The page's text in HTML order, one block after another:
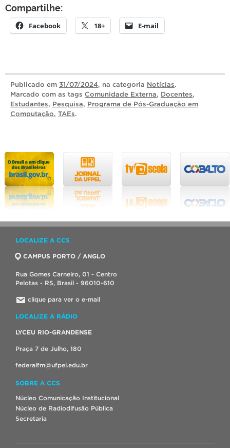
Compartilhe:
Facebook 18+ E-mail
Publicado em 31/07/2024, na categoria Notícias.
Marcado com as tags Comunidade Externa, Docentes,
Estudantes, Pesquisa, Programa de Pós-Graduação em
Computação, TAEs.
LOCALIZE A CCS
CAMPUS PORTO / ANGLO
Rua Gomes Carneiro, 01 - Centro
Pelotas - RS, Brasil - 96010-610
clique para ver o e-mail
LOCALIZE A RÁDIO
LYCEU RIO-GRANDENSE
Praça 7 de Julho, 180
federalfm@ufpel.edu.br
SOBRE A CCS
Núcleo Comunicação Institucional
Núcleo de Radiodifusão Pública
Secretaria